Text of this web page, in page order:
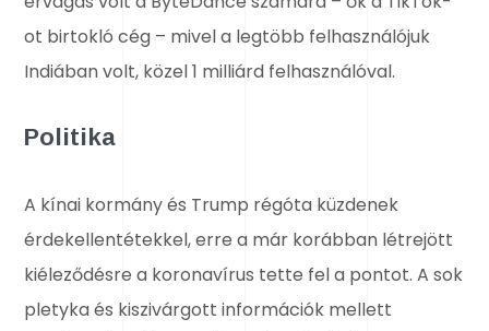
ot birtokló cég – mivel a legtöbb felhasználójuk
Indiában volt, közel 1 milliárd felhasználóval.
Politika
A kínai kormány és Trump régóta küzdenek
érdekellentétekkel, erre a már korábban létrejött
kiéleződésre a koronavírus tette fel a pontot. A sok
pletyka és kiszivárgott információk mellett